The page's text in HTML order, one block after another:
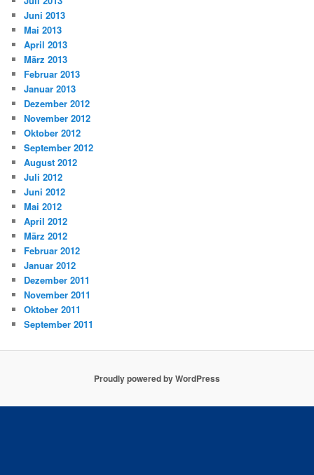
Juni 2013
Mai 2013
April 2013
März 2013
Februar 2013
Januar 2013
Dezember 2012
November 2012
Oktober 2012
September 2012
August 2012
Juli 2012
Juni 2012
Mai 2012
April 2012
März 2012
Februar 2012
Januar 2012
Dezember 2011
November 2011
Oktober 2011
September 2011
Proudly powered by WordPress